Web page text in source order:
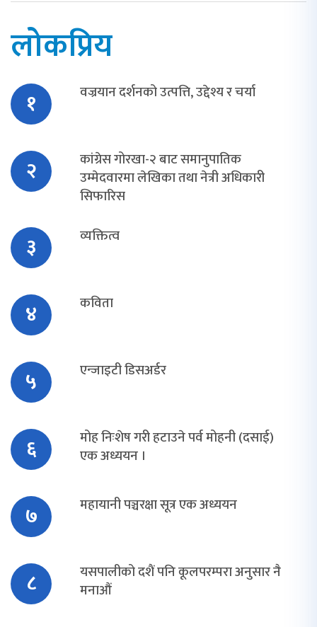
लोकप्रिय
१ वज्रयान दर्शनको उत्पत्ति, उद्देश्य र चर्या
२
कांग्रेस गोरखा-२ बाट समानुपातिक
उम्मेदवारमा लेखिका तथा नेत्री अधिकारी
सिफारिस
३ व्यक्तित्व
४ कविता
५ एन्जाइटी डिसअर्डर
६
मोह निःशेष गरी हटाउने पर्व मोहनी (दसाई)
एक अध्ययन ।
७ महायानी पञ्चरक्षा सूत्र एक अध्ययन
८
यसपालीको दशैं पनि कूलपरम्परा अनुसार नै
मनाऔं